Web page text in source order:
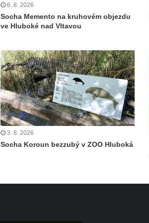
6. 8. 2026
Socha Memento na kruhovém objezdu
ve Hluboké nad Vltavou
3. 8. 2026
Socha Koroun bezzubý v ZOO Hluboká